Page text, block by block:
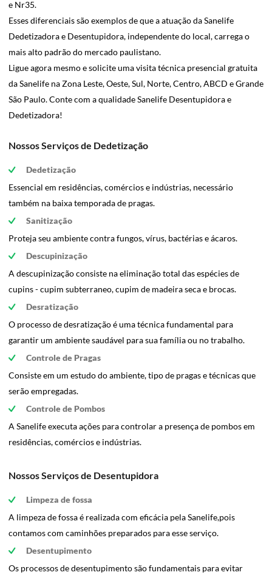
e Nr35.
Esses diferenciais são exemplos de que a atuação da Sanelife
Dedetizadora e Desentupidora, independente do local, carrega o
mais alto padrão do mercado paulistano.
Ligue agora mesmo e solicite uma visita técnica presencial gratuita
da Sanelife na Zona Leste, Oeste, Sul, Norte, Centro, ABCD e Grande
São Paulo. Conte com a qualidade Sanelife Desentupidora e
Dedetizadora!
Nossos Serviços de Dedetização
Dedetização
Essencial em residências, comércios e indústrias, necessário
também na baixa temporada de pragas.
Sanitização
Proteja seu ambiente contra fungos, vírus, bactérias e ácaros.
Descupinização
A descupinização consiste na eliminação total das espécies de
cupins - cupim subterraneo, cupim de madeira seca e brocas.
Desratização
O processo de desratização é uma técnica fundamental para
garantir um ambiente saudável para sua família ou no trabalho.
Controle de Pragas
Consiste em um estudo do ambiente, tipo de pragas e técnicas que
serão empregadas.
Controle de Pombos
A Sanelife executa ações para controlar a presença de pombos em
residências, comércios e indústrias.
Nossos Serviços de Desentupidora
Limpeza de fossa
A limpeza de fossa é realizada com eficácia pela Sanelife,pois
contamos com caminhões preparados para esse serviço.
Desentupimento
Os processos de desentupimento são fundamentais para evitar